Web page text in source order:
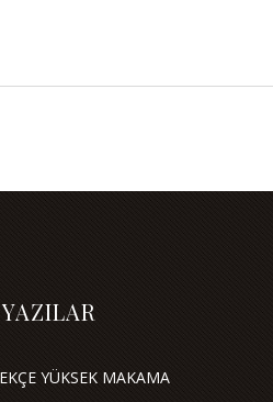
YÜKSEK MAKAMA